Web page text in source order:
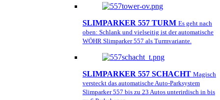
SLIMPARKER 557 TURM Es geht nach
oben: Schlank und vielseitig ist der automatische
WÖHR Slimparker 557 als Turmvariante.
SLIMPARKER 557 SCHACHT Magisch
versteckt das automatische Auto-Parksystem
Slimparker 557 bis zu 23 Autos unterirdisch in bis